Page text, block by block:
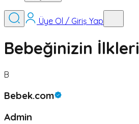
Üye Ol / Giriş Yap
Bebeğinizin İlkleri
B
Bebek.com
Admin